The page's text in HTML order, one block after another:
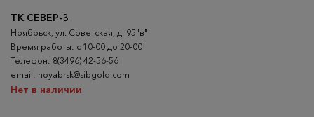
ТК СЕВЕР-3
Ноябрьск, ул. Советская, д. 95"в"
Время работы: с 10-00 до 20-00
Телефон: 8(3496) 42-56-56
email: noyabrsk@sibgold.com
Нет в наличии